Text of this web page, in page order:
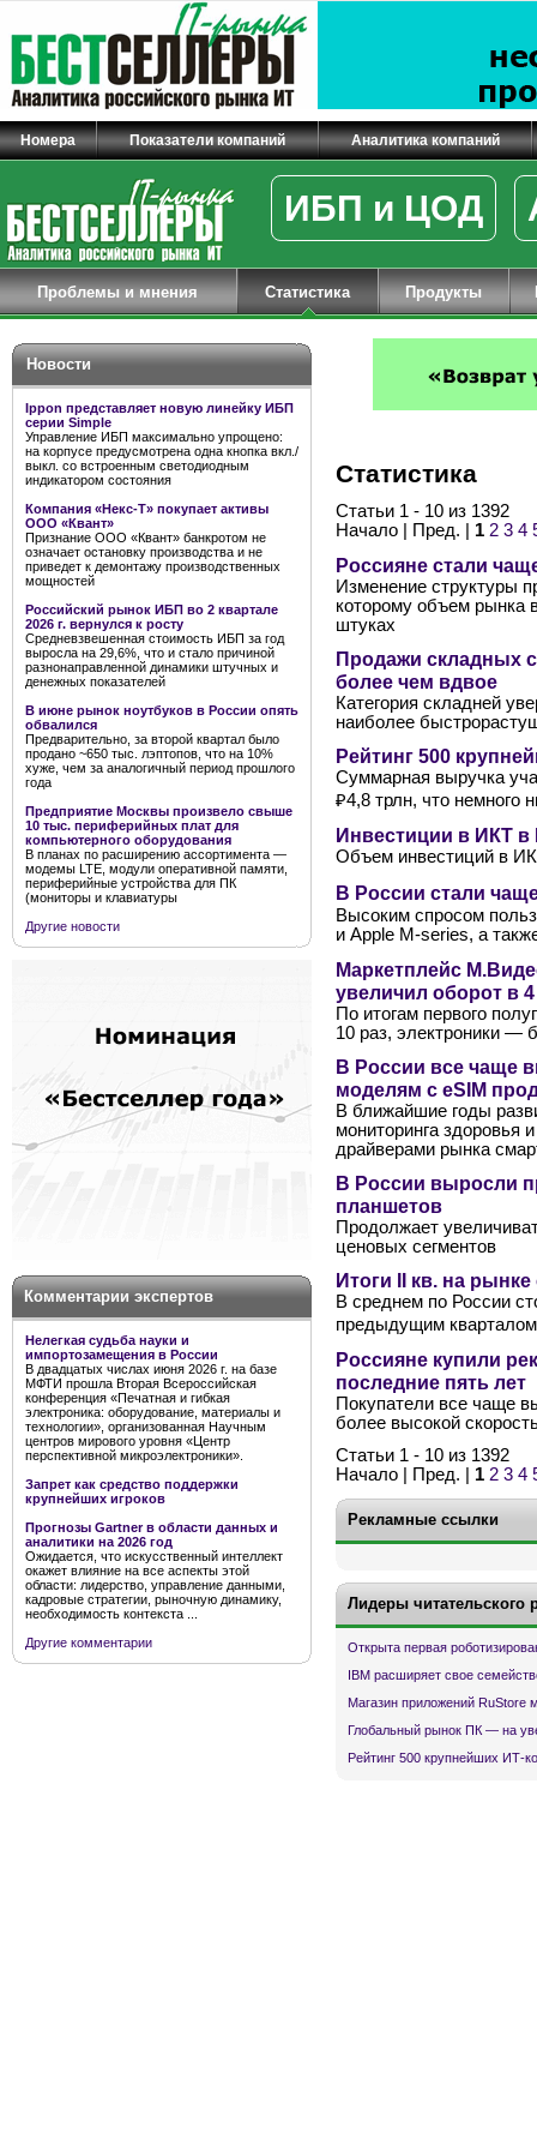
Номера Показатели компаний Аналитика компаний
ИБП и ЦОД
Проблемы и мнения Статистика Продукты
Новости
Ippon представляет новую линейку ИБП
серии Simple
Управление ИБП максимально упрощено:
на корпусе предусмотрена одна кнопка вкл./
выкл. со встроенным светодиодным
индикатором состояния
Компания «Некс-Т» покупает активы
ООО «Квант»
Признание ООО «Квант» банкротом не
означает остановку производства и не
приведет к демонтажу производственных
мощностей
Российский рынок ИБП во 2 квартале
2026 г. вернулся к росту
Средневзвешенная стоимость ИБП за год
выросла на 29,6%, что и стало причиной
разнонаправленной динамики штучных и
денежных показателей
В июне рынок ноутбуков в России опять
обвалился
Предварительно, за второй квартал было
продано ~650 тыс. лэптопов, что на 10%
хуже, чем за аналогичный период прошлого
года
Предприятие Москвы произвело свыше
10 тыс. периферийных плат для
компьютерного оборудования
В планах по расширению ассортимента —
модемы LTE, модули оперативной памяти,
периферийные устройства для ПК
(мониторы и клавиатуры
Другие новости
Комментарии экспертов
Нелегкая судьба науки и
импортозамещения в России
В двадцатых числах июня 2026 г. на базе
МФТИ прошла Вторая Всероссийская
конференция «Печатная и гибкая
электроника: оборудование, материалы и
технологии», организованная Научным
центров мирового уровня «Центр
перспективной микроэлектроники».
Запрет как средство поддержки
крупнейших игроков
Прогнозы Gartner в области данных и
аналитики на 2026 год
Ожидается, что искусственный интеллект
окажет влияние на все аспекты этой
области: лидерство, управление данными,
кадровые стратегии, рыночную динамику,
необходимость контекста ...
Другие комментарии
Статистика
Статьи 1 - 10 из 1392
Начало | Пред. | 1 2 3 4
Россияне стали
Изменение структуры
которому объем рынка
штуках
Продажи складных
более чем вдвое
Категория складней
наиболее
Рейтинг 500
Суммарная выручка
₽4,8 трлн, что немного
Инвестиции в ИКТ в
Объем инвестиций в
В России стали
Высоким спросом
и Apple M-series, а
Маркетплейс
увеличил оборот в 4
По итогам первого
10 раз, электроники —
В России все чаще
моделям с eSIM
В ближайшие годы
мониторинга здоровья
драйверами рынка
В России выросли
планшетов
Продолжает
ценовых сегментов
Итоги II кв. на
В среднем по России
предыдущим
Россияне купили
последние пять лет
Покупатели все чаще
более высокой
Статьи 1 - 10 из 1392
Начало | Пред. | 1 2 3 4
Рекламные ссылки
Лидеры читательского
Открыта первая
IBM расширяет свое
Магазин приложений RuStore
Глобальный рынок ПК — на
Рейтинг 500 крупнейших ИТ-